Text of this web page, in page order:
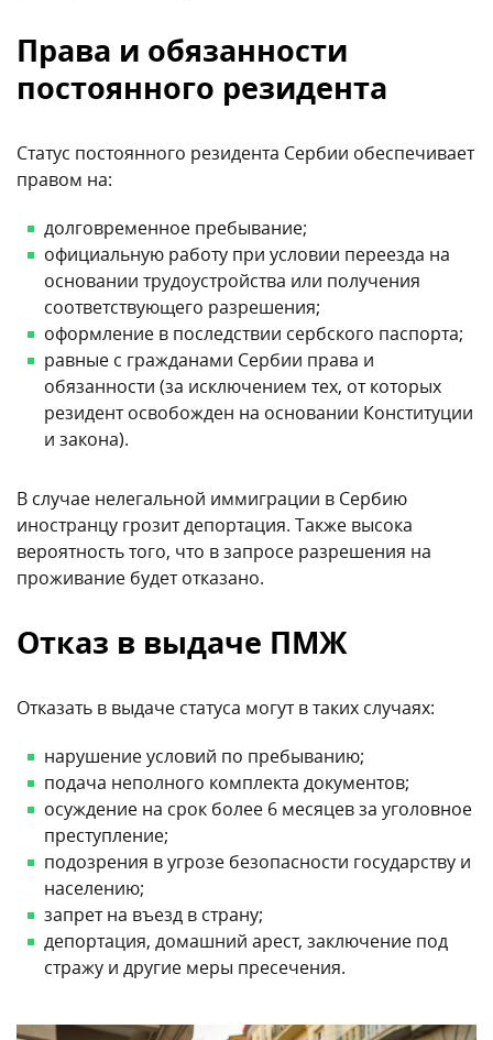
Права и обязанности
постоянного резидента
Статус постоянного резидента Сербии обеспечивает
правом на:
долговременное пребывание;
официальную работу при условии переезда на
основании трудоустройства или получения
соответствующего разрешения;
оформление в последствии сербского паспорта;
равные с гражданами Сербии права и
обязанности (за исключением тех, от которых
резидент освобожден на основании Конституции
и закона).
В случае нелегальной иммиграции в Сербию
иностранцу грозит депортация. Также высока
вероятность того, что в запросе разрешения на
проживание будет отказано.
Отказ в выдаче ПМЖ
Отказать в выдаче статуса могут в таких случаях:
нарушение условий по пребыванию;
подача неполного комплекта документов;
осуждение на срок более 6 месяцев за уголовное
преступление;
подозрения в угрозе безопасности государству и
населению;
запрет на въезд в страну;
депортация, домашний арест, заключение под
стражу и другие меры пресечения.